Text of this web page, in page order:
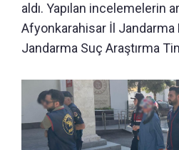
aldı. Yapılan incelemelerin
Afyonkarahisar İl Jandarma
Jandarma Suç Araştırma